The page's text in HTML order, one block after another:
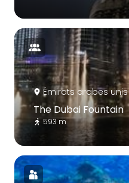
Émirats arabes unis
The Dubai Fountain
593 m